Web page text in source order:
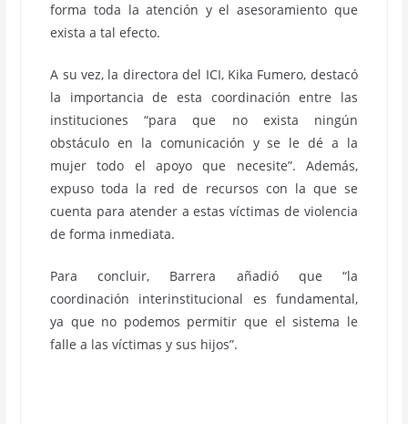
forma toda la atención y el asesoramiento que
exista a tal efecto.
A su vez, la directora del ICI, Kika Fumero, destacó
la importancia de esta coordinación entre las
instituciones “para que no exista ningún
obstáculo en la comunicación y se le dé a la
mujer todo el apoyo que necesite”. Además,
expuso toda la red de recursos con la que se
cuenta para atender a estas víctimas de violencia
de forma inmediata.
Para concluir, Barrera añadió que “la
coordinación interinstitucional es fundamental,
ya que no podemos permitir que el sistema le
falle a las víctimas y sus hijos”.